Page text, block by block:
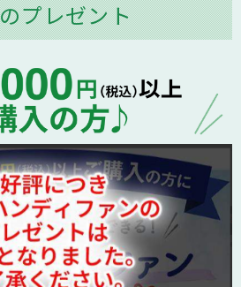
プレゼント